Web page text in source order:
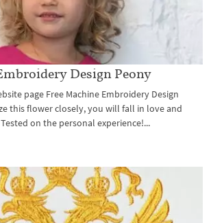
Design Peony
page Free Machine Embroidery Design
this flower closely, you will fall in love and
on the personal experience!...